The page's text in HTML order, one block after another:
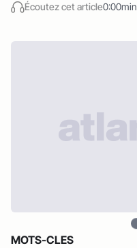
Écoutez cet article0:00min
MOTS-CLES